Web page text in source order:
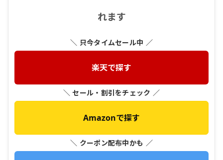
れます
＼ 只今タイムセール中 ／
楽天で探す
＼ セール・割引をチェック ／
Amazonで探す
＼ クーポン配布中かも ／